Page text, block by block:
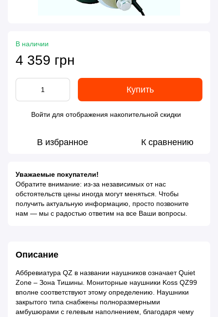
В наличии
4 359 грн
Купить
Войти для отображения накопительной скидки
В избранное К сравнению
Уважаемые покупатели!
Обратите внимание: из-за независимых от нас
обстоятельств цены иногда могут меняться. Чтобы
получить актуальную информацию, просто позвоните
нам — мы с радостью ответим на все Ваши вопросы.
Описание
Аббревиатура QZ в названии наушников означает Quiet
Zone – Зона Тишины. Мониторные наушники Koss QZ99
вполне соответствуют этому определению. Наушники
закрытого типа снабжены полноразмерными
амбушюрами с гелевым наполнением, благодаря чему